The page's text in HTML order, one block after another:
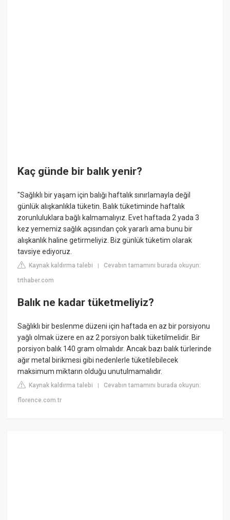
Kaç günde bir balık yenir?
"Sağlıklı bir yaşam için balığı haftalık sınırlamayla değil
günlük alışkanlıkla tüketin. Balık tüketiminde haftalık
zorunluluklara bağlı kalmamalıyız. Evet haftada 2 yada 3
kez yememiz sağlık açısından çok yararlı ama bunu bir
alışkanlık haline getirmeliyiz. Biz günlük tüketim olarak
tavsiye ediyoruz.
Kaynak kaldırma talebi |Cevabın tamamını burada okuyun:
trthaber.com
Balık ne kadar tüketmeliyiz?
Sağlıklı bir beslenme düzeni için haftada en az bir porsiyonu
yağlı olmak üzere en az 2 porsiyon balık tüketilmelidir. Bir
porsiyon balık 140 gram olmalıdır. Ancak bazı balık türlerinde
ağır metal birikmesi gibi nedenlerle tüketilebilecek
maksimum miktarın olduğu unutulmamalıdır.
Kaynak kaldırma talebi |Cevabın tamamını burada okuyun:
florence.com.tr